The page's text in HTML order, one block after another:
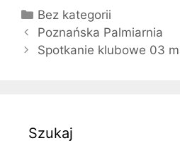
Kategorie
Bez kategorii
Zobacz
wpisy
Poznańska Palmiarnia
Spotkanie klubowe 03
Szukaj